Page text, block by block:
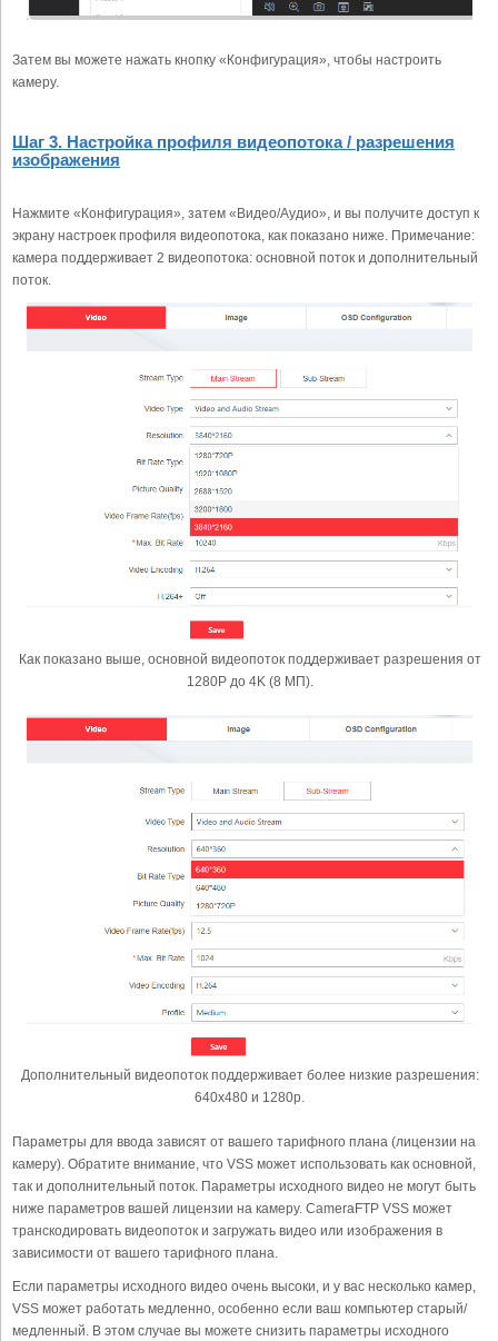
Затем вы можете нажать кнопку «Конфигурация», чтобы настроить
камеру.
Шаг 3. Настройка профиля видеопотока / разрешения
изображения
Нажмите «Конфигурация», затем «Видео/Аудио», и вы получите доступ к
экрану настроек профиля видеопотока, как показано ниже. Примечание:
камера поддерживает 2 видеопотока: основной поток и дополнительный
поток.
Как показано выше, основной видеопоток поддерживает разрешения от
1280P до 4K (8 МП).
Дополнительный видеопоток поддерживает более низкие разрешения:
640x480 и 1280p.
Параметры для ввода зависят от вашего тарифного плана (лицензии на
камеру). Обратите внимание, что VSS может использовать как основной,
так и дополнительный поток. Параметры исходного видео не могут быть
ниже параметров вашей лицензии на камеру. CameraFTP VSS может
транскодировать видеопоток и загружать видео или изображения в
зависимости от вашего тарифного плана.
Если параметры исходного видео очень высоки, и у вас несколько камер,
VSS может работать медленно, особенно если ваш компьютер старый/
медленный. В этом случае вы можете снизить параметры исходного